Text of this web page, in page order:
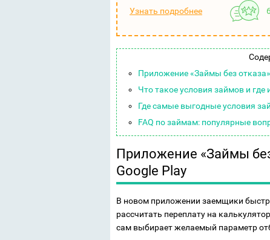
Узнать подробнее
Приложение «Займы без
Что такое условия займов и где
Где самые выгодные условия
FAQ по займам: популярные
Приложение «Займы
Google Play
В новом приложении заемщики
рассчитать переплату на
сам выбирает желаемый параметр